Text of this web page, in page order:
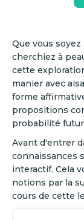
Que vous
cherchiez à
cette
manier avec
forme
propositions
probabilité
Avant d'entrer
connaissances
interactif. Cela
notions par la
cours de cette